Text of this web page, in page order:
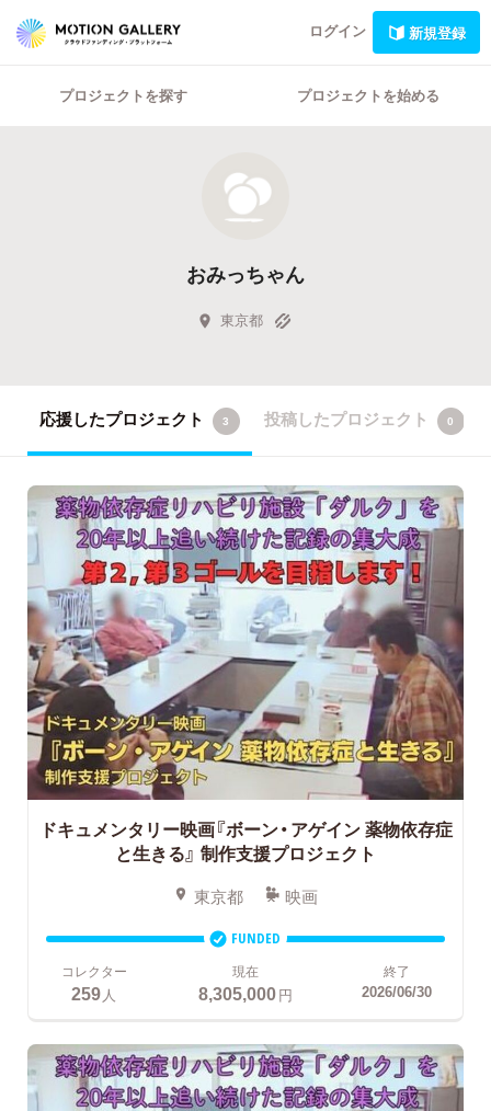
ログイン 新規登録
プロジェクトを探す プロジェクトを始める
おみっちゃん
東京都
応援したプロジェクト 3 投稿したプロジェクト 0
ドキュメンタリー映画『ボーン・アゲイン 薬物依存症
と生きる』 制作支援プロジェクト
東京都 映画
FUNDED
コレクター
259 人
現在
8,305,000円
終了
2026/06/30